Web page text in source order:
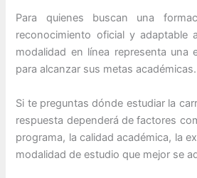
Para quienes buscan una
reconocimiento oficial y adaptable
modalidad en línea representa una
para alcanzar sus metas académicas.
Si te preguntas dónde estudiar la
respuesta dependerá de factores
programa, la calidad académica, la
modalidad de estudio que mejor se